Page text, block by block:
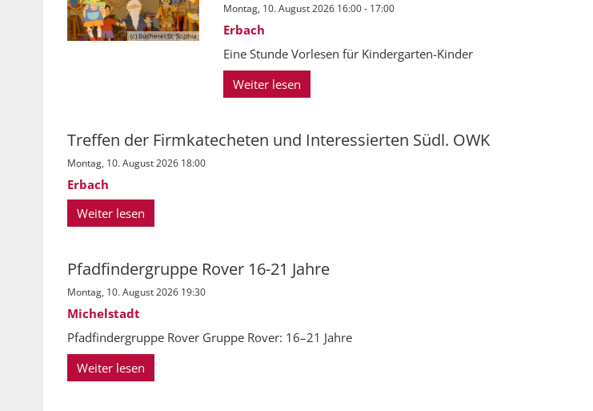
(c) Bücherei St. Sophia
Montag, 10. August 2026 16:00 - 17:00
Erbach
Eine Stunde Vorlesen für Kindergarten-Kinder
Weiter lesen
Treffen der Firmkatecheten und Interessierten Südl. OWK
Montag, 10. August 2026 18:00
Erbach
Weiter lesen
Pfadfindergruppe Rover 16-21 Jahre
Montag, 10. August 2026 19:30
Michelstadt
Pfadfindergruppe Rover Gruppe Rover: 16–21 Jahre
Weiter lesen